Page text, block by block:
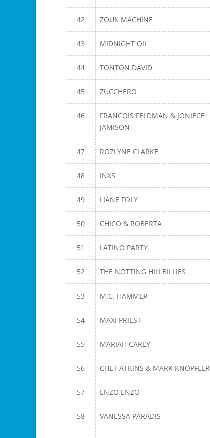
42 ZOUK MACHINE
43 MIDNIGHT OIL
44 TONTON DAVID
45 ZUCCHERO
46
FRANCOIS FELDMAN & JONIECE
JAMISON
47 ROZLYNE CLARKE
48 INXS
49 LIANE FOLY
50 CHICO & ROBERTA
51 LATINO PARTY
52 THE NOTTING HILLBILLIES
53 M.C. HAMMER
54 MAXI PRIEST
55 MARIAH CAREY
56 CHET ATKINS & MARK KNOPFLER
57 ENZO ENZO
58 VANESSA PARADIS